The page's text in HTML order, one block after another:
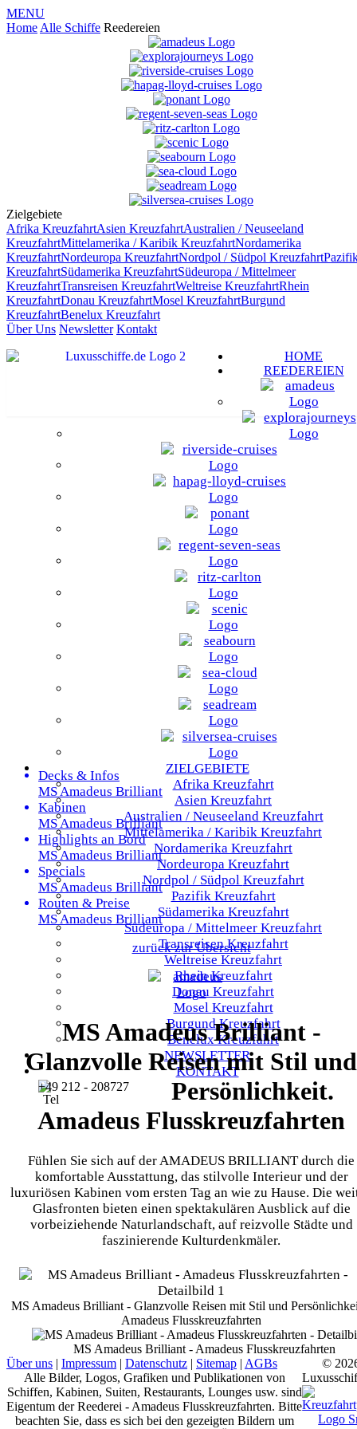
MENU
Home Alle Schiffe Reedereien
Zielgebiete
Afrika KreuzfahrtAsien KreuzfahrtAustralien / Neuseeland
KreuzfahrtMittelamerika / Karibik KreuzfahrtNordamerika
KreuzfahrtNordeuropa KreuzfahrtNordpol / Südpol Kreuzfahrt
KreuzfahrtSüdamerika KreuzfahrtSüdeuropa / Mittelmeer
KreuzfahrtTransreisen KreuzfahrtWeltreise KreuzfahrtRhein
KreuzfahrtDonau KreuzfahrtMosel KreuzfahrtBurgund
KreuzfahrtBenelux Kreuzfahrt
Über Uns Newsletter Kontakt
HOME
REEDEREIEN
ZIELGEBIETE
Afrika Kreuzfahrt
Asien Kreuzfahrt
Australien / Neuseeland Kreuzfahrt
Mittelamerika / Karibik Kreuzfahrt
Nordamerika Kreuzfahrt
Nordeuropa Kreuzfahrt
Nordpol / Südpol Kreuzfahrt
Pazifik Kreuzfahrt
Südamerika Kreuzfahrt
Südeuropa / Mittelmeer Kreuzfahrt
TransreisenKreuzfahrt
Weltreise Kreuzfahrt
RheinKreuzfahrt
Donau Kreuzfahrt
Mosel Kreuzfahrt
BurgundKreuzfahrt
BeneluxKreuzfahrt
NEWSLETTER
KONTAKT
+49 212 - 208727
Decks & Infos
MS Amadeus Brilliant
Kabinen
MS Amadeus Brilliant
Highlights an Bord
MS Amadeus Brilliant
Specials
MS Amadeus Brilliant
Routen & Preise
MS Amadeus Brilliant
zurück zur Übersicht
MS Amadeus Brilliant -
Glanzvolle Reisen mit Stil und
Persönlichkeit.
Amadeus Flusskreuzfahrten
Fühlen Sie sich auf der AMADEUS BRILLIANT durch die
komfortable Ausstattung, das stilvolle Interieur und der
luxuriösen Kabinen vom ersten Tag an wie zu Hause. Die
Glasfronten bieten einen spektakulären Ausblick auf die
vorbeiziehende Naturlandschaft, auf reizvolle Städte und
faszinierende Kulturdenkmäler.
MS Amadeus Brilliant - Glanzvolle Reisen mit Stil und
Amadeus Flusskreuzfahrten
MS Amadeus Brilliant - Amadeus Flusskreuzfahrten
Über uns | Impressum | Datenschutz | Sitemap | AGBs
Alle Bilder, Logos, Grafiken und Publikationen von
Schiffen, Kabinen, Suiten, Restaurants, Lounges usw. sind
Eigentum der Reederei - Amadeus Flusskreuzfahrten. Bitte
beachten Sie, dass es sich bei den gezeigten Bildern um
©